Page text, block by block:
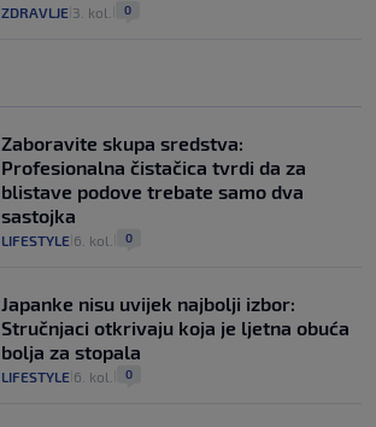
ZDRAVLJE 3. kol. 0
Zaboravite skupa sredstva:
Profesionalna čistačica tvrdi da za
blistave podove trebate samo dva
sastojka
LIFESTYLE 6. kol. 0
Japanke nisu uvijek najbolji izbor:
Stručnjaci otkrivaju koja je ljetna obuća
bolja za stopala
LIFESTYLE 6. kol. 0